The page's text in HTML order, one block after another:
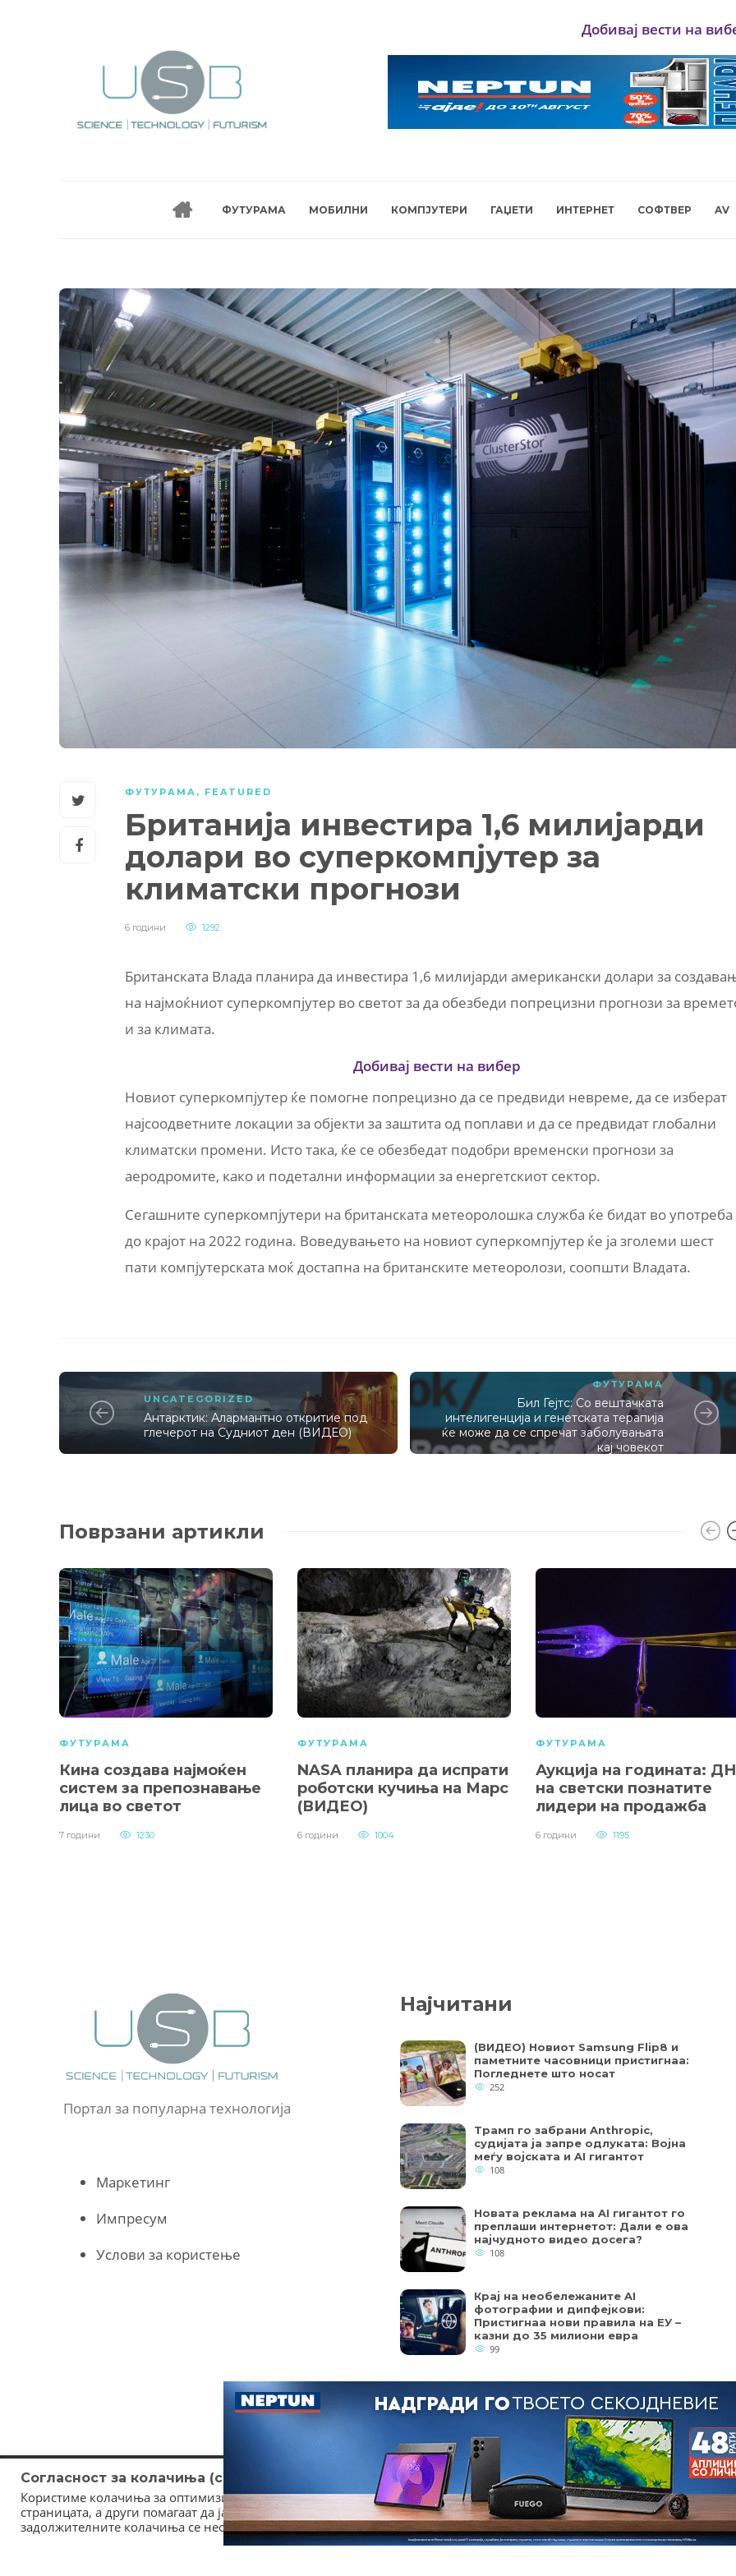
Добивај вести на
ФУТУРАМА МОБИЛНИ КОМПЈУТЕРИ ГАЏЕТИ ИНТЕРНЕТ СОФТВЕР AV
ФУТУРАМА , FEATURED
Британија инвестира 1,6 милијарди
долари во суперкомпјутер за
климатски прогнози
6 години 1292
Британската Влада планира да инвестира 1,6 милијарди американски долари за
на најмоќниот суперкомпјутер во светот за да обезбеди попрецизни прогнози за
и за климата.
Добивај вести на вибер
Новиот суперкомпјутер ќе помогне попрецизно да се предвиди невреме, да се изберат
најсоодветните локации за објекти за заштита од поплави и да се предвидат глобални
климатски промени. Исто така, ќе се обезбедат подобри временски прогнози за
аеродромите, како и подетални информации за енергетскиот сектор.
Сегашните суперкомпјутери на британската метеоролошка служба ќе бидат во употреба
до крајот на 2022 година. Воведувањето на новиот суперкомпјутер ќе ја зголеми шест
пати компјутерската моќ достапна на британските метеоролози, соопшти Владата.
UNCATEGORIZED
Антарктик: Алармантно откритие под
глечерот на Судниот ден (ВИДЕО)
ФУТУРАМА
Бил Гејтс: Со вештачката
интелигенција и генетската терапија
ќе може да се спречат заболувањата
кај човекот
Поврзани артикли
ФУТУРАМА
Кина создава најмоќен
систем за препознавање
лица во светот
7 години 1230
ФУТУРАМА
NASA планира да испрати
роботски кучиња на Марс
(ВИДЕО)
6 години 1004
ФУТУРАМА
Аукција на годината:
на светски познатите
лидери на продажба
6 години 1195
Портал за популарна технологија
Маркетинг
Импресум
Услови за користење
Најчитани
(ВИДЕО) Новиот Samsung Flip8 и
паметните часовници пристигнаа:
Погледнете што носат
252
Трамп го забрани Anthropic,
судијата ја запре одлуката: Војна
меѓу војската и AI гигантот
108
Новата реклама на AI гигантот го
преплаши интернетот: Дали е ова
најчудното видео досега?
108
Крај на необележаните AI
фотографии и дипфејкови:
Пристигнаа нови правила на ЕУ –
казни до 35 милиони евра
99
Copyright © 2018 - Member of IAB Macedonia
Согласност за колачиња (cookies)
Користиме колачиња за оптимизирање на страницата. Некои од колачињата се од суштинско значење за работата на
страницата, а други помагаат да ја подобриме оваа интернет страница и вашето корисничко искуство. Напомена:
задолжителните колачиња се неопходни за користење и пристап до оваа интернет страница.